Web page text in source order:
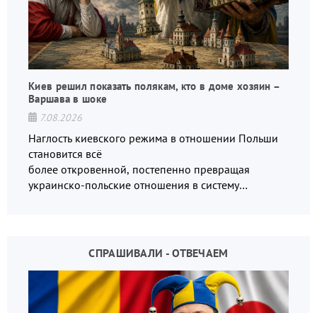
Киев решил показать полякам, кто в доме хозяин –
Варшава в шоке
7.08.2026
Наглость киевского режима в отношении Польши
становится всё
более откровенной, постепенно превращая
украинско-польские отношения в систему
СПРАШИВАЛИ - ОТВЕЧАЕМ